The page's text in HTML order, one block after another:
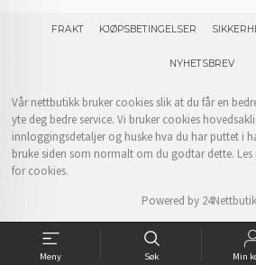
Meny Søk Min
FRAKT KJØPSBETINGELSER
NYHETSBREV
Vår nettbutikk bruker cookies slik at du får en
yte deg bedre service. Vi bruker cookies
innloggingsdetaljer og huske hva du har puttet i
bruke siden som normalt om du godtar dette.
for cookies.
Powered by